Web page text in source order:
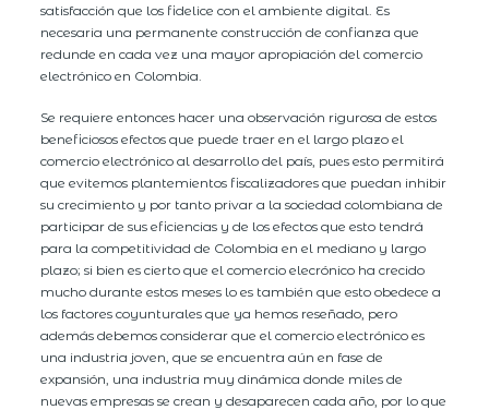
satisfacción que los fidelice con el ambiente digital. Es
necesaria una permanente construcción de confianza que
redunde en cada vez una mayor apropiación del comercio
electrónico en Colombia.
Se requiere entonces hacer una observación rigurosa de estos
beneficiosos efectos que puede traer en el largo plazo el
comercio electrónico al desarrollo del país, pues esto permitirá
que evitemos plantemientos fiscalizadores que puedan inhibir
su crecimiento y por tanto privar a la sociedad colombiana de
participar de sus eficiencias y de los efectos que esto tendrá
para la competitividad de Colombia en el mediano y largo
plazo; si bien es cierto que el comercio elecrónico ha crecido
mucho durante estos meses lo es también que esto obedece a
los factores coyunturales que ya hemos reseñado, pero
además debemos considerar que el comercio electrónico es
una industria joven, que se encuentra aún en fase de
expansión, una industria muy dinámica donde miles de
nuevas empresas se crean y desaparecen cada año, por lo que